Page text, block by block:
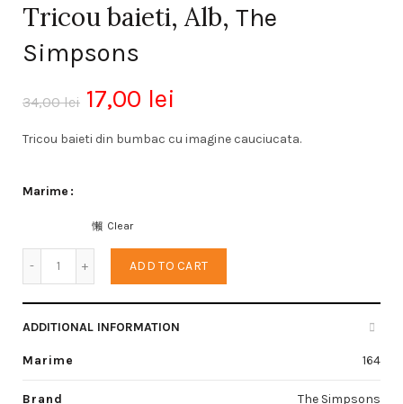
Tricou baieti, Alb, The
Simpsons
34,00lei 17,00 lei
Tricou baieti din bumbac cu imagine cauciucata.
Marime
Clear
ADD TO CART
ADDITIONAL INFORMATION
Marime 164
Brand The Simpsons